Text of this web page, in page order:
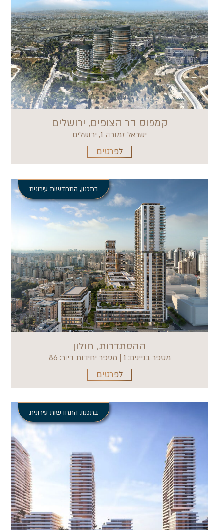
קמפוס הר הצופים, ירושלים
ישראל זמורה 1, ירושלים
לפרטים
בתכנון, התחדשות עירונית
ההסתדרות, חולון
מספר בניינים: 1 | מספר יחידות דיור: 86
לפרטים
בתכנון, התחדשות עירונית